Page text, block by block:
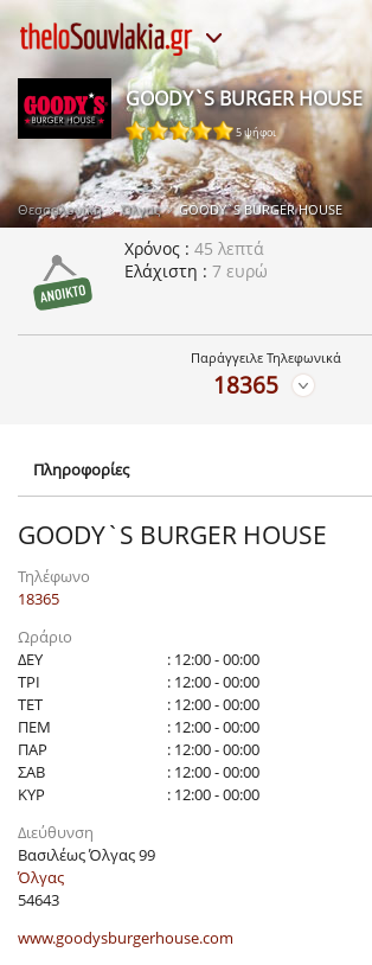
GOODY`S BURGER HOUSE
5 ψήφοι
Θεσσαλονίκη Όλγας GOODY`S BURGER HOUSE
Χρόνος
45 λεπτά
Ελάχιστη
7 ευρώ
Παράγγειλε Τηλεφωνικά
18365
Πληροφορίες
GOODY`S BURGER HOUSE
Τηλέφωνο
18365
Ωράριο
ΔΕΥ
: 12:00 - 00:00
ΤΡΙ
: 12:00 - 00:00
ΤΕΤ
: 12:00 - 00:00
ΠΕΜ
: 12:00 - 00:00
ΠΑΡ
: 12:00 - 00:00
ΣΑΒ
: 12:00 - 00:00
ΚΥΡ
: 12:00 - 00:00
Διεύθυνση
Βασιλέως Όλγας 99
Όλγας
54643
www.goodysburgerhouse.com